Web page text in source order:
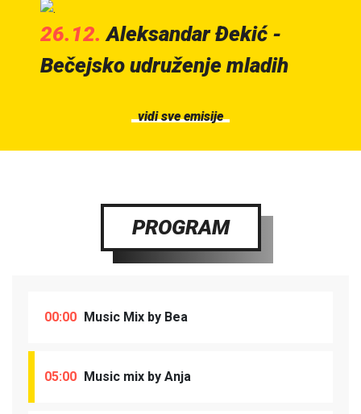
26.12.Aleksandar Đekić -
Bečejsko udruženje mladih
vidi sve emisije
PROGRAM
00:00 Music Mix by Bea
05:00 Music mix by Anja